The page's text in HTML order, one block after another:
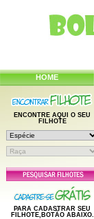
HOME
ENCONTRE AQUI O SEU
FILHOTE
PARA CADASTRAR SEU
FILHOTE,BOTÃO ABAIXO.